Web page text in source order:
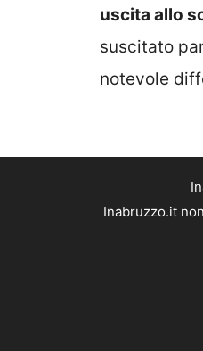
uscita allo
suscitato
notevole
Inabruzzo.it